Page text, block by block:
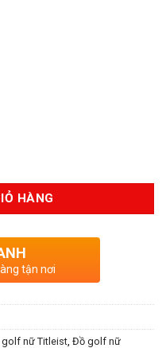
HÀNG
tận nơi
golf nữ Titleist Đồ golf nữ